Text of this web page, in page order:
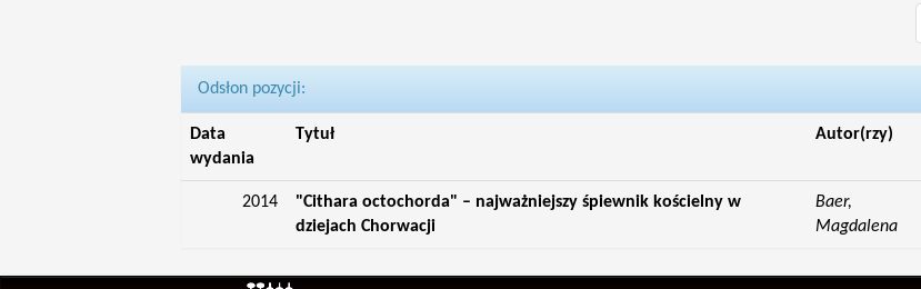
Odsłon pozycji:
Data
wydania
Tytuł Autor(rzy)
2014
"Cithara octochorda" – najważniejszy śpiewnik kościelny w
dziejach Chorwacji
Baer,
Magdalena